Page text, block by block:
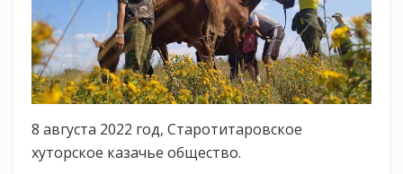
8 августа 2022 год, Старотитаровское
хуторское казачье общество.